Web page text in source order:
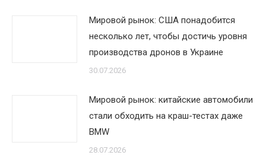
Мировой рынок: США понадобится
несколько лет, чтобы достичь уровня
производства дронов в Украине
30.07.2026
Мировой рынок: китайские автомобили
стали обходить на краш-тестах даже
BMW
28.07.2026